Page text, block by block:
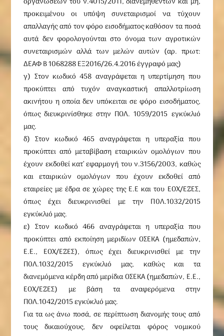
προκειμένου οι υπόψη συνεταιρισμοί να τύχουν
απαλλαγής από τον φόρο εισοδήματος καθόσον τα ποσά
αυτά δεν φορολογούνται στο όνομα των αγροτικών
συνεταιρισμών αλλά των μελών αυτών (αρ. πρωτ:
ΔΕΑΦ Β 1068288 ΕΞ2016/26.4.2016 έγγραφό μας)
γ) Στον κωδικό 458 αναγράφεται η υπερτίμηση που
προκύπτει από τυχόν αναγκαστική απαλλοτρίωση
ακινήτου η οποία δεν υπόκειται σε φόρο εισοδήματος,
όπως διευκρινίσθηκε στην ΠΟΛ. 1059/2015 εγκύκλιό
μας.
δ) Στον κωδικό 465 αναγράφεται η υπεραξία που
προκύπτει από μεταβίβαση εταιρικών ομολόγων που
έχουν εκδοθεί κατ’ εφαρμογή του ν.3156/2003, καθώς
και εταιρικών ομολόγων που έχουν εκδοθεί από
εταιρείες με έδρα σε χώρες της Ε.Ε και του ΕΟΧ/ΕΖΕΣ,
όπως έχει διευκρινισθεί με την Π0Λ.1032/2015
εγκύκλιό μας.
ε) Στον κωδικό 466 αναγράφεται η υπεραξία που
προκύπτει από εκποίηση μεριδίων ΟΣΕΚΑ (ημεδαπών,
Ε.Ε., ΕΟΧ/ΕΖΕΣ), όπως έχει διευκρινισθεί με την
Π0Λ.1032/2015 εγκύκλιό μας, καθώς και τα
διανεμόμενα κέρδη από μερίδια ΟΣΕΚΑ (ημεδαπών, Ε.Ε.,
ΕΟΧ/ΕΖΕΣ) με βάση τα αναφερόμενα στην
ΠΟΛ.1042/2015 εγκύκλιό μας.
Για τα ως άνω ποσά, σε περίπτωση διανομής τους από
τους δικαιούχους, δεν οφείλεται φόρος νομικού